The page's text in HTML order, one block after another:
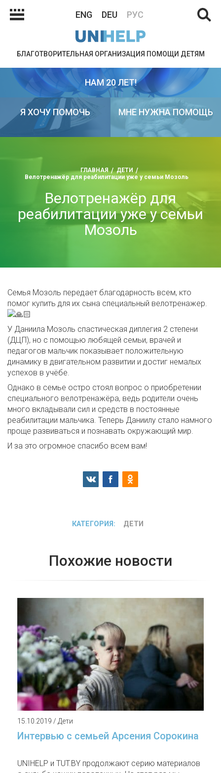
ENG DEU РУС
БЛАГОТВОРИТЕЛЬНАЯ ОРГАНИЗАЦИЯ ПОМОЩИ ДЕТЯМ
НАМ 20 ЛЕТ!
Я ХОЧУ ПОМОЧЬ МНЕ НУЖНА ПОМОЩЬ
ГЛАВНАЯ
ДЕТИ
Велотренажёр для реабилитации уже у семьи Мозоль
Велотренажёр для
реабилитации уже у семьи
Мозоль
Семья Мозоль передает благодарность всем, кто
помог купить для их сына специальный велотренажер.
У Даниила Мозоль спастическая диплегия 2 степени
(ДЦП), но с помощью любящей семьи, врачей и
педагогов мальчик показывает положительную
динамику в двигательном развитии и достиг немалых
успехов в учёбе.
Однако в семье остро стоял вопрос о приобретении
специального велотренажёра, ведь родители очень
много вкладывали сил и средств в постоянные
реабилитации мальчика. Теперь Даниилу стало намного
проще развиваться и познавать окружающий мир.
И за это огромное спасибо всем вам!
КАТЕГОРИЯ: ДЕТИ
Похожие новости
15.10.2019 / Дети
Интервью с семьей Арсения Сорокина
UNIHELP и TUT.BY продолжают серию материалов